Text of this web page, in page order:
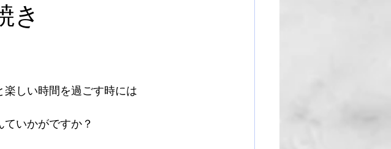
き
しい時間を過ごす時には
いかがですか？